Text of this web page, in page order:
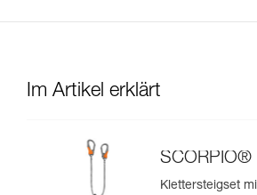
Im Artikel erklärt
SCORPIO®
Klettersteigset